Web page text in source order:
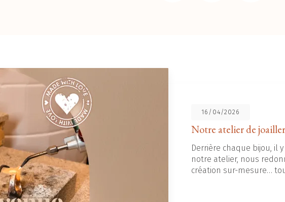
16/04/2026
Notre atelier de
Derrière chaque bijou, il
notre atelier, nous
création sur-mesure…